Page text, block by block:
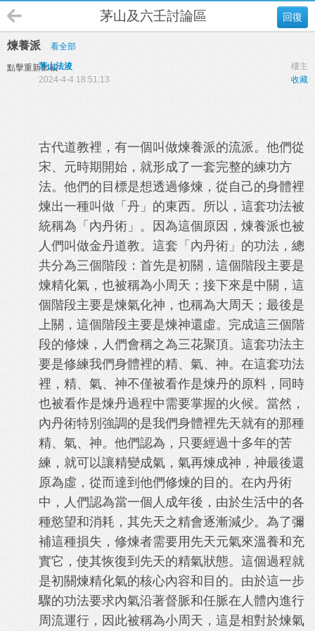
回復
茅山及六壬討論區
煉養派 看全部
點擊重新加載 樓主
茅山法浚
收藏
2024-4-4 18:51:13
古代道教裡，有一個叫做煉養派的流派。他們從
宋、元時期開始，就形成了一套完整的練功方
法。他們的目標是想透過修煉，從自己的身體裡
煉出一種叫做「丹」的東西。所以，這套功法被
統稱為「內丹術」。因為這個原因，煉養派也被
人們叫做金丹道教。這套「內丹術」的功法，總
共分為三個階段：首先是初關，這個階段主要是
煉精化氣，也被稱為小周天；接下來是中關，這
個階段主要是煉氣化神，也稱為大周天；最後是
上關，這個階段主要是煉神還虛。完成這三個階
段的修煉，人們會稱之為三花聚頂。這套功法主
要是修練我們身體裡的精、氣、神。在這套功法
裡，精、氣、神不僅被看作是煉丹的原料，同時
也被看作是煉丹過程中需要掌握的火候。當然，
內丹術特別強調的是我們身體裡先天就有的那種
精、氣、神。他們認為，只要經過十多年的苦
練，就可以讓精變成氣，氣再煉成神，神最後還
原為虛，從而達到他們修煉的目的。在內丹術
中，人們認為當一個人成年後，由於生活中的各
種慾望和消耗，其先天之精會逐漸減少。為了彌
補這種損失，修煉者需要用先天元氣來溫養和充
實它，使其恢復到先天的精氣狀態。這個過程就
是初關煉精化氣的核心內容和目的。由於這一步
驟的功法要求內氣沿著督脈和任脈在人體內進行
周流運行，因此被稱為小周天，這是相對於煉氣